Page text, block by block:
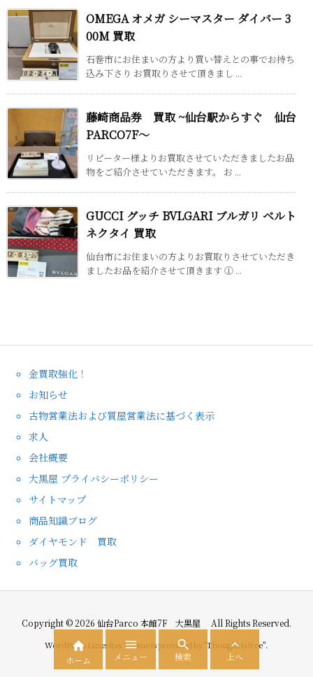
OMEGA オメガ シーマスター ダイバー 3
00M 買取
石巻市にお住まいの方より買い替えとの事でお持ち
込み下さり お買取りさせて頂きまし ...
藤崎商品券 買取 ~仙台駅からすぐ 仙台
PARCO7F～
リピーター様よりお買取させていただきましたお品
物をご紹介させていただきます。 お ...
GUCCI グッチ BVLGARI ブルガリ ベルト
ネクタイ 買取
仙台市にお住まいの方よりお買取りさせていただき
ましたお品を紹介させて頂きます ① ...
金買取強化！
お知らせ
古物営業法および質屋営業法に基づく表示
求人
会社概要
大黒屋 プライバシーポリシー
サイトマップ
商品知識ブログ
ダイヤモンド 買取
バッグ買取
Copyright © 2026 仙台Parco 本館7F 大黒屋 All Rights Reserved.
WordPress Luxeritas Theme is provided by " Thought is free".

ホーム

メニュー

検索

上へ